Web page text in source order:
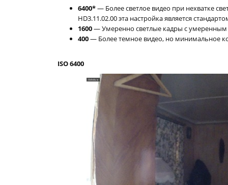
6400*— Более светлое видео при нехватке
HD3.11.02.00 эта настройка является
1600— Умеренно светлые кадры с
400— Более темное видео, но минимальное
ISO 6400